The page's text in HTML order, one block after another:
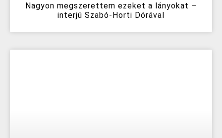
Nagyon megszerettem ezeket a lányokat –
interjú Szabó-Horti Dórával